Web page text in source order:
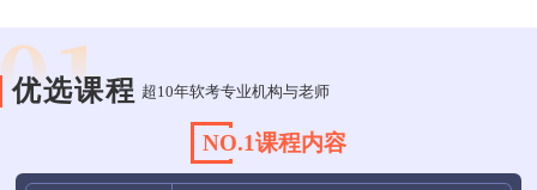
优选课程 超10年软考专业机构与老师
NO.1课程内容